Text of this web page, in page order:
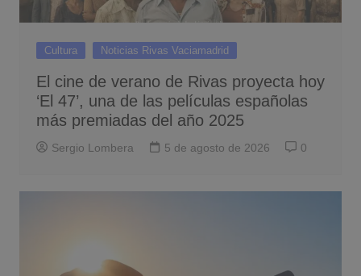
Cultura Noticias Rivas Vaciamadrid
El cine de verano de Rivas proyecta hoy
‘El 47’, una de las películas españolas
más premiadas del año 2025
Sergio Lombera 5 de agosto de 2026 0